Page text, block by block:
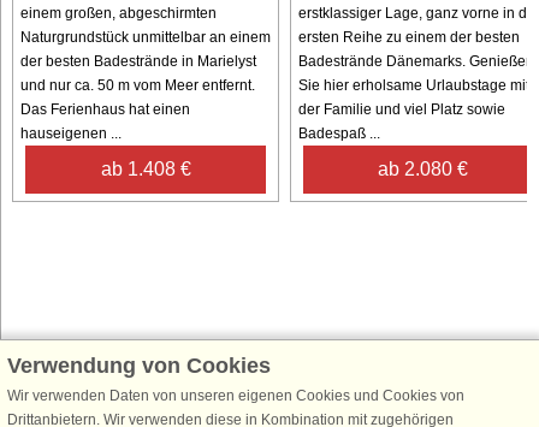
einem großen, abgeschirmten
Naturgrundstück unmittelbar an einem
der besten Badestrände in Marielyst
und nur ca. 50 m vom Meer entfernt.
Das Ferienhaus hat einen
hauseigenen ...
ab 1.408 €
erstklassiger Lage, ganz vorne in der
ersten Reihe zu einem der besten
Badestrände Dänemarks. Genießen
Sie hier erholsame Urlaubstage mit
der Familie und viel Platz sowie
Badespaß ...
ab 2.080 €
Schließen Sie sich 100.000 Ferienhaus-Fans an
Erhalten Sie einenWillkommensgutschein von 25 € für Ihren nächsten
Verwendung von Cookies
Wir verwenden Daten von unseren eigenen Cookies und Cookies von
Drittanbietern. Wir verwenden diese in Kombination mit zugehörigen